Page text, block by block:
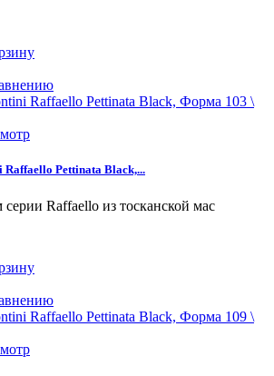
Pettinata Black,...
серии Raffaello из тосканской мас